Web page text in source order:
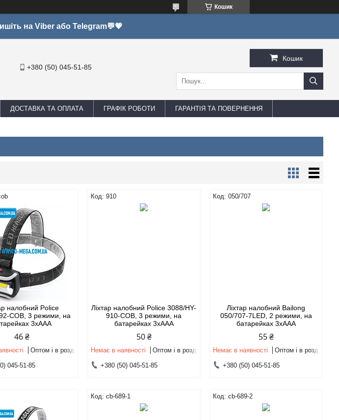
Кошик
на Viber або Telegram💬💗
+380 (50) 045-51-85
Кошик
ДОСТАВКА ТА ОПЛАТА ГРАФІК РОБОТИ ГАРАНТІЯ ТА ПОВЕРНЕННЯ
налобний Police
COB, 3 режими, на
3xAAA
46 ₴
Оптом і в роздріб
045-51-85
910
Ліхтар налобний Police 3088/HY-
910-COB, 3 режими, на
батарейках 3xAAA
50 ₴
Немає в наявності Оптом і в роздріб
+380 (50) 045-51-85
050/707
Ліхтар налобний Bailong
050/707-7LED, 2 режими, на
батарейках 3xAAA
55 ₴
Немає в наявності Оптом і в роздріб
+380 (50) 045-51-85
cb-689-1 cb-689-2